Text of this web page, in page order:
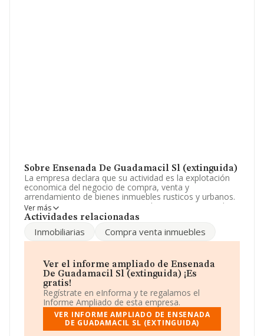
Sobre Ensenada De Guadamacil Sl (extinguida)
La empresa declara que su actividad es la explotación
economica del negocio de compra, venta y
arrendamiento de bienes inmuebles rusticos y urbanos.
La empresa aparece inscrita en el Registro Mercantil
como Sociedad Limitada. La actividad de referencia
por cuenta propia', cuyo Código es 6820. La sociedad
no tiene actividad en mercados exteriores.
La empresa española Ensenada de Guadamacil S.L
(extinguida), B92715689, está situada en Calle Jazmin
núm. 1, (11140), Conil De La Frontera, en Cádiz,
Andalucía.
En base a la información de la que dispone INFORMA
sobre 132.607 compañías, la facturación en el ámbito
nacional alcanza los 22.314 millones de euros y la media
Ver más
Actividades relacionadas
Inmobiliarias Compra venta inmuebles
Ver el informe ampliado de Ensenada
De Guadamacil Sl (extinguida) ¡Es
gratis!
Regístrate en eInforma y te regalamos el
Informe Ampliado de esta empresa.
VER INFORME AMPLIADO DE ENSENADA
DE GUADAMACIL SL (EXTINGUIDA)